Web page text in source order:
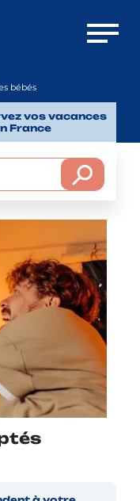
Ouvrir
bébés
vos vacances
France